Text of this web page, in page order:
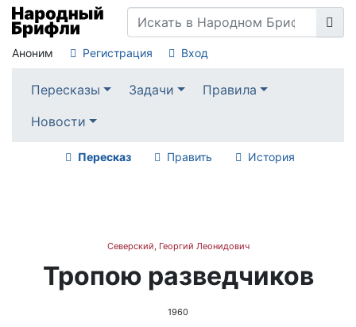
Аноним Регистрация Вход
Пересказы Задачи
Правила
Новости
Пересказ Править История
Северский, Георгий Леонидович
Тропою разведчиков
1960